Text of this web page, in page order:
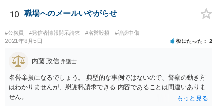
10 職場へのメールいやがらせ
#公務員 #発信者情報開示請求 #名誉毀損 #誹謗中傷
2021年8月5日 役にたった 2
内藤 政信 弁護士
名誉棄損になるでしょう。 典型的な事例ではないので、警察の動き方
はわかりませんが、慰謝料請求できる 内容であることは間違いありま
せん。